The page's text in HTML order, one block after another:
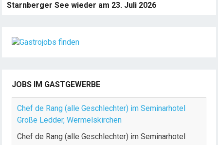
Starnberger See wieder am 23. Juli 2026
JOBS IM GASTGEWERBE
Chef de Rang (alle Geschlechter) im Seminarhotel
Große Ledder, Wermelskirchen
Chef de Rang (alle Geschlechter) im Seminarhotel